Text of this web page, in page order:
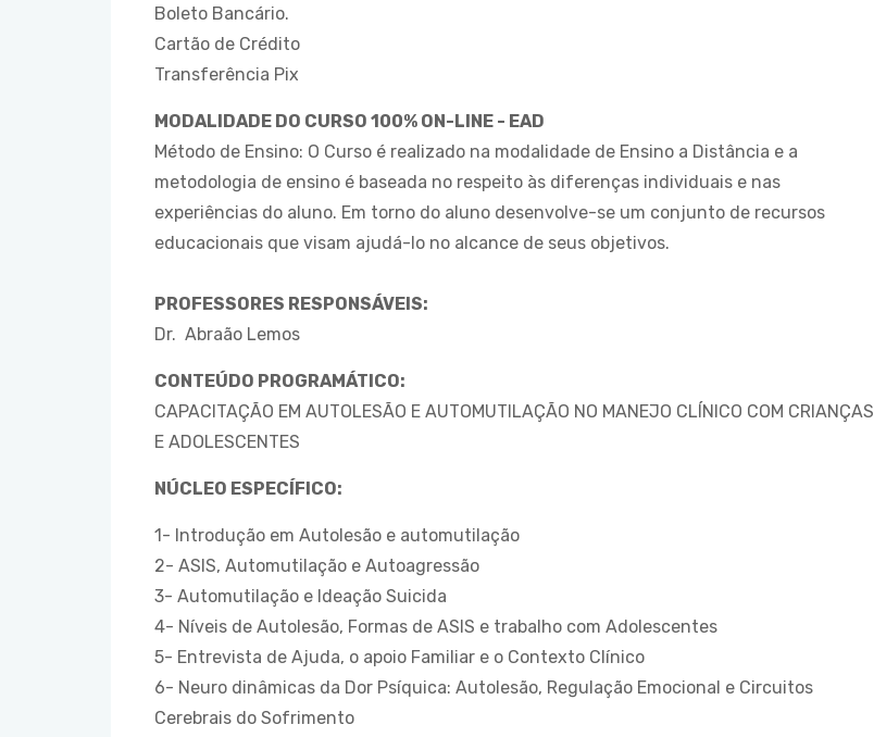
Boleto Bancário.
Cartão de Crédito
Transferência Pix
MODALIDADE DO CURSO 100% ON-LINE - EAD
Método de Ensino: O Curso é realizado na modalidade de Ensino a Distância e a
metodologia de ensino é baseada no respeito às diferenças individuais e nas
experiências do aluno. Em torno do aluno desenvolve-se um conjunto de recursos
educacionais que visam ajudá-lo no alcance de seus objetivos.
PROFESSORES RESPONSÁVEIS:
Dr. Abraão Lemos
CONTEÚDO PROGRAMÁTICO:
CAPACITAÇÃO EM AUTOLESÃO E AUTOMUTILAÇÃO NO MANEJO CLÍNICO COM CRIANÇAS
E ADOLESCENTES
NÚCLEO ESPECÍFICO:
1- Introdução em Autolesão e automutilação
2- ASIS, Automutilação e Autoagressão
3- Automutilação e Ideação Suicida
4- Níveis de Autolesão, Formas de ASIS e trabalho com Adolescentes
5- Entrevista de Ajuda, o apoio Familiar e o Contexto Clínico
6- Neuro dinâmicas da Dor Psíquica: Autolesão, Regulação Emocional e Circuitos
Cerebrais do Sofrimento